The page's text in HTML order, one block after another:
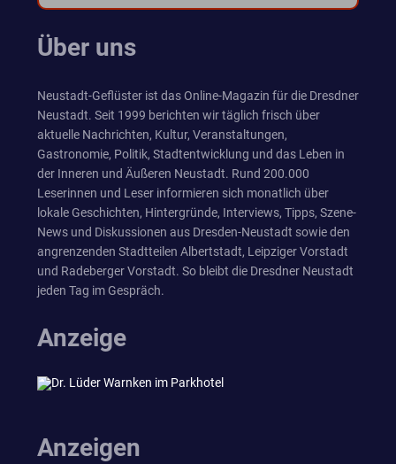
Über uns
Neustadt-Geflüster ist das Online-Magazin für die Dresdner
Neustadt. Seit 1999 berichten wir täglich frisch über
aktuelle Nachrichten, Kultur, Veranstaltungen,
Gastronomie, Politik, Stadtentwicklung und das Leben in
der Inneren und Äußeren Neustadt. Rund 200.000
Leserinnen und Leser informieren sich monatlich über
lokale Geschichten, Hintergründe, Interviews, Tipps, Szene-
News und Diskussionen aus Dresden-Neustadt sowie den
angrenzenden Stadtteilen Albertstadt, Leipziger Vorstadt
und Radeberger Vorstadt. So bleibt die Dresdner Neustadt
jeden Tag im Gespräch.
Anzeige
Anzeigen